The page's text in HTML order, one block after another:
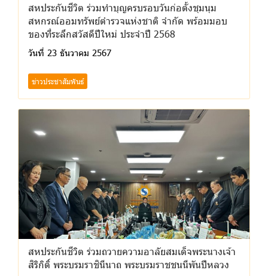
สหประกันชีวิต ร่วมทำบุญครบรอบวันก่อตั้งชุมนุม
สหกรณ์ออมทรัพย์ตำรวจแห่งชาติ จำกัด พร้อมมอบ
ของที่ระลึกสวัสดีปีใหม่ ประจำปี 2568
วันที่ 23 ธันวาคม 2567
ข่าวประชาสัมพันธ์
สหประกันชีวิต ร่วมถวายความอาลัยสมเด็จพระนางเจ้า
สิริกิติ์ พระบรมราชินีนาถ พระบรมราชชนนีพันปีหลวง